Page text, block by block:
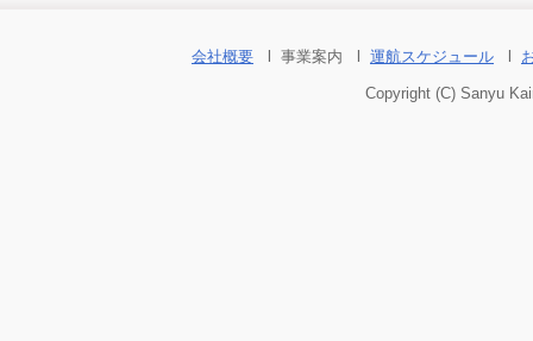
会社概要 l 事業案内 運航スケジュール
Copyright (C) Sanyu